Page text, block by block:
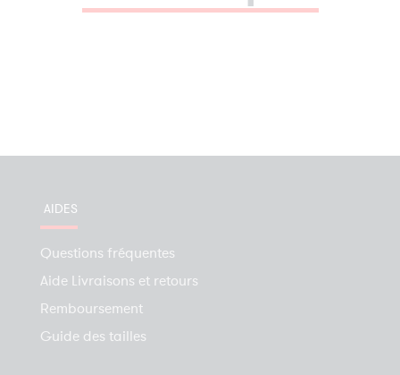
AIDES
Questions fréquentes
Aide Livraisons et retours
Remboursement
Guide des tailles